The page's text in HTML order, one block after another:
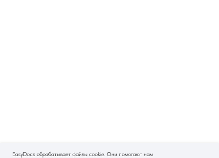
EasyDocs обрабатывает файлы cookie. Они помогают нам